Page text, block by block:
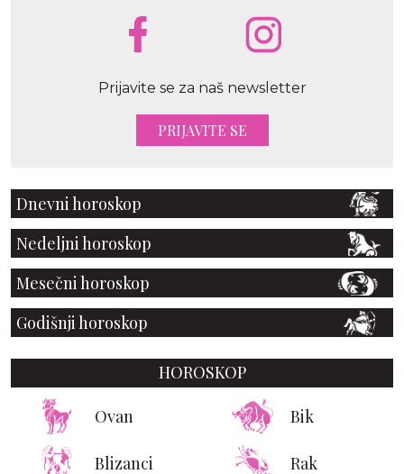
Prijavite se za naš newsletter
PRIJAVITE SE
Dnevni horoskop
Nedeljni horoskop
Mesečni horoskop
Godišnji horoskop
HOROSKOP
Ovan Bik
Blizanci Rak